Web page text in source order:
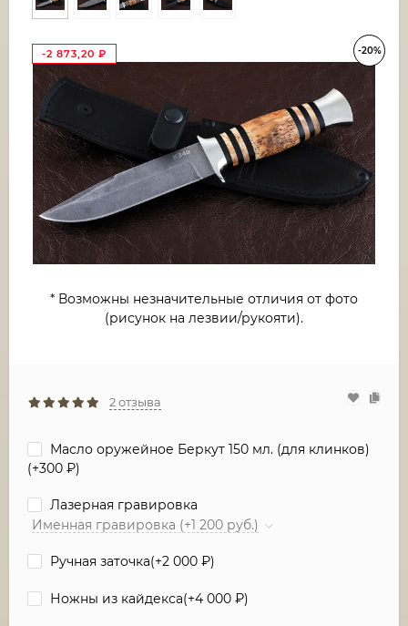
-20%
-2 873,20 ₽
* Возможны незначительные отличия от фото
(рисунок на лезвии/рукояти).
2 отзыва
Масло оружейное Беркут 150 мл. (для клинков)
(+300 ₽)
Лазерная гравировка
Именная гравировка (+1 200 руб.)
Ручная заточка(+2 000 ₽)
Ножны из кайдекса(+4 000 ₽)